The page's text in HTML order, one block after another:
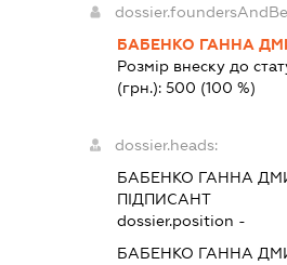
БАБЕНКО ГАННА
Розмір внеску до
(грн.):500 (100 %)
dossier.heads:
БАБЕНКО ГАННА
ПІДПИСАНТ
dossier.position -
БАБЕНКО ГАННА